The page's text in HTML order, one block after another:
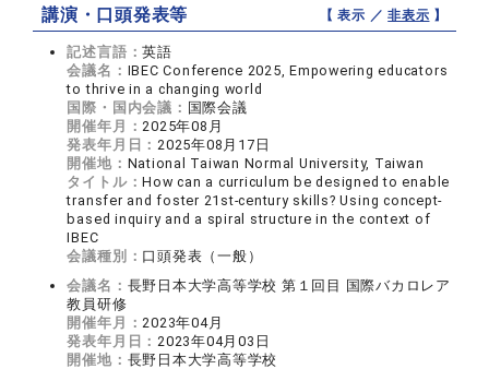
講演・口頭発表等 【 表示 ／非表示 】
記述言語：英語
会議名： IBEC Conference 2025, Empowering educators
to thrive in a changing world
国際・国内会議： 国際会議
開催年月：2025年08月
発表年月日：2025年08月17日
開催地： National Taiwan Normal University, Taiwan
タイトル：How can a curriculum be designed to enable
transfer and foster 21st-century skills? Using concept-
based inquiry and a spiral structure in the context of
IBEC
会議種別： 口頭発表（一般）
会議名： 長野日本大学高等学校 第１回目 国際バカロレア
教員研修
開催年月：2023年04月
発表年月日：2023年04月03日
開催地： 長野日本大学高等学校